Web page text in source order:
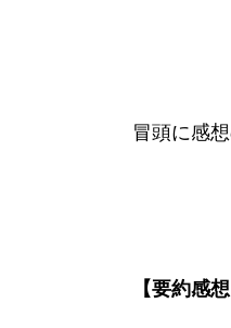
冒頭に感
【要約感想